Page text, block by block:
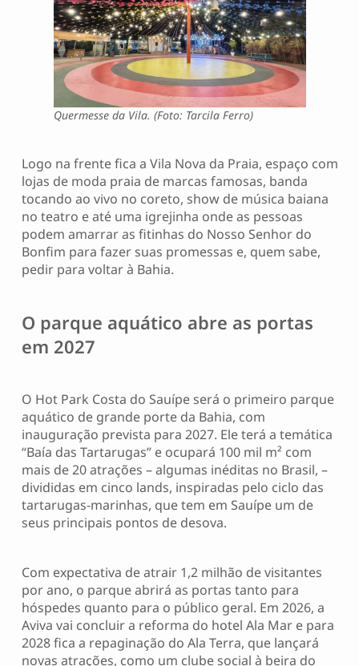
Quermesse da Vila. (Foto: Tarcila Ferro)
Logo na frente fica a Vila Nova da Praia, espaço com
lojas de moda praia de marcas famosas, banda
tocando ao vivo no coreto, show de música baiana
no teatro e até uma igrejinha onde as pessoas
podem amarrar as fitinhas do Nosso Senhor do
Bonfim para fazer suas promessas e, quem sabe,
pedir para voltar à Bahia.
O parque aquático abre as portas
em 2027
O Hot Park Costa do Sauípe será o primeiro parque
aquático de grande porte da Bahia, com
inauguração prevista para 2027. Ele terá a temática
“Baía das Tartarugas” e ocupará 100 mil m² com
mais de 20 atrações – algumas inéditas no Brasil, –
divididas em cinco lands, inspiradas pelo ciclo das
tartarugas-marinhas, que tem em Sauípe um de
seus principais pontos de desova.
Com expectativa de atrair 1,2 milhão de visitantes
por ano, o parque abrirá as portas tanto para
hóspedes quanto para o público geral. Em 2026, a
Aviva vai concluir a reforma do hotel Ala Mar e para
2028 fica a repaginação do Ala Terra, que lançará
novas atrações, como um clube social à beira do